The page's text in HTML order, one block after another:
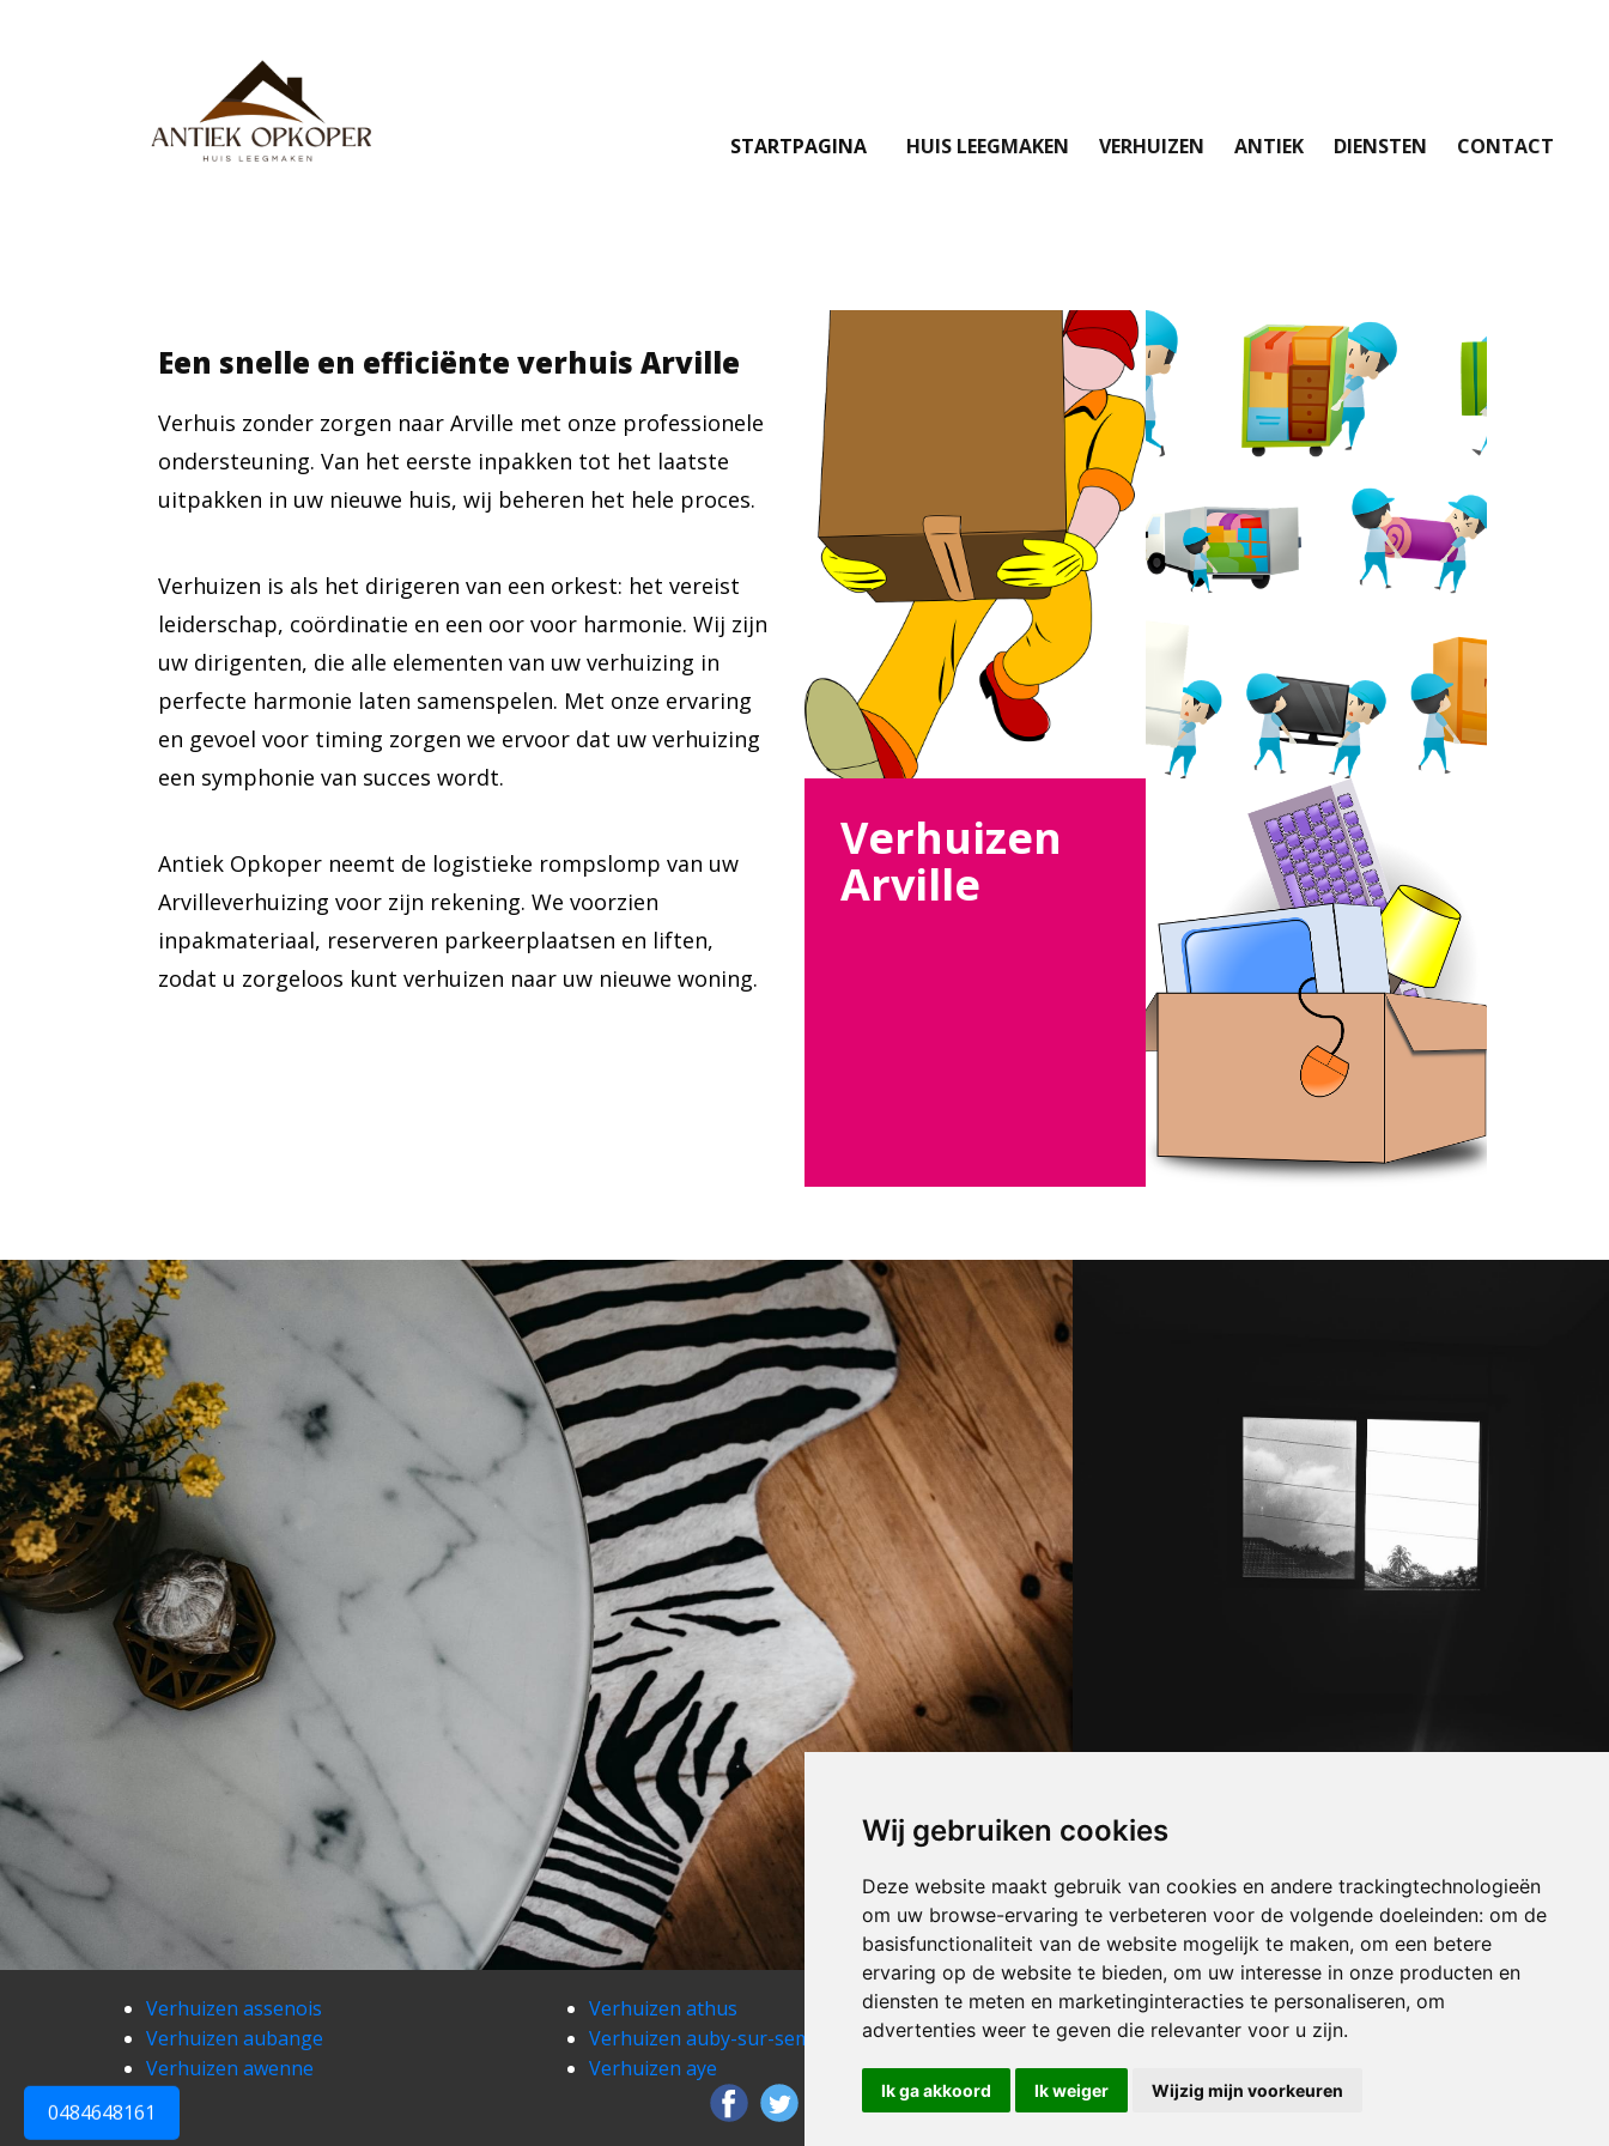
Wij gebruiken cookies
Deze website maakt gebruik van cookies en andere trackingtechnologieën
om uw browse-ervaring te verbeteren voor de volgende doeleinden: om de
basisfunctionaliteit van de website mogelijk te maken, om een betere
ervaring op de website te bieden, om uw interesse in onze producten en
diensten te meten en marketinginteracties te personaliseren, om
advertenties weer te geven die relevanter voor u zijn.
Ik ga akkoord Ik weiger Wijzig mijn voorkeuren
STARTPAGINA HUIS LEEGMAKEN VERHUIZEN ANTIEK DIENSTEN CONTACT
0484648161
Een snelle en efficiënte verhuis Arville
Verhuis zonder zorgen naar Arville met onze professionele
ondersteuning. Van het eerste inpakken tot het laatste
uitpakken in uw nieuwe huis, wij beheren het hele proces.
Verhuizen is als het dirigeren van een orkest: het vereist
leiderschap, coördinatie en een oor voor harmonie. Wij zijn
uw dirigenten, die alle elementen van uw verhuizing in
perfecte harmonie laten samenspelen. Met onze ervaring
en gevoel voor timing zorgen we ervoor dat uw verhuizing
een symphonie van succes wordt.
Antiek Opkoper neemt de logistieke rompslomp van uw
Arvilleverhuizing voor zijn rekening. We voorzien
inpakmateriaal, reserveren parkeerplaatsen en liften,
zodat u zorgeloos kunt verhuizen naar uw nieuwe woning.
Verhuizen
Arville
Verhuizen assenois Verhuizen athus
Verhuizen attert
Verhuizen aubange
Verhuizen auby-sur-semois
Verhuizen autelbas
Verhuizen awenne
Verhuizen aye Verhuizen bande